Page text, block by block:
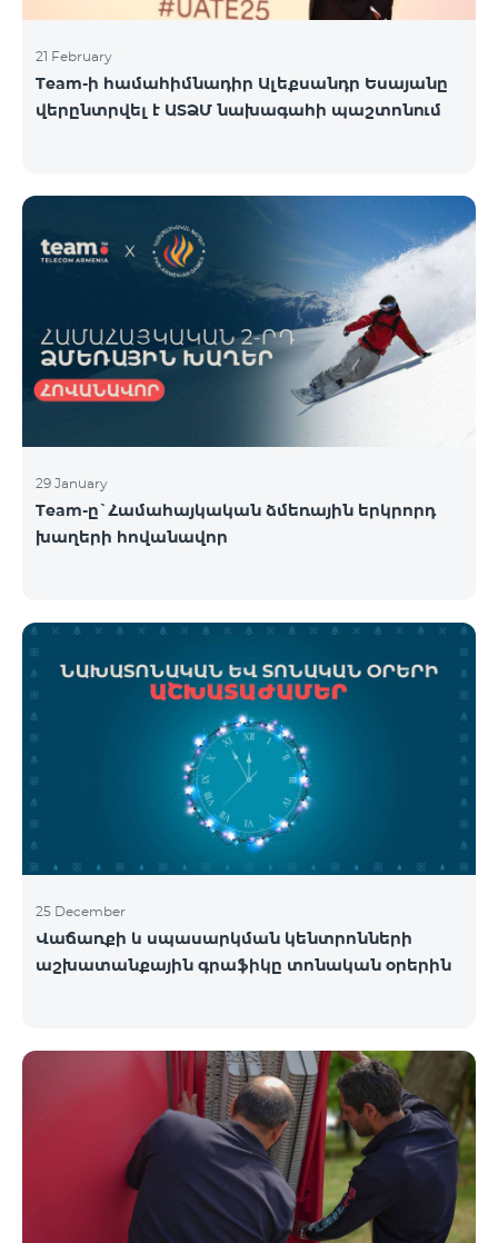
21 February
Team-ի համահիմնադիր Ալեքսանդր Եսայանը
վերընտրվել է ԱՏՁՄ նախագահի պաշտոնում
29 January
Team-ը`Համահայկական ձմեռային երկրորդ
խաղերի հովանավոր
25 December
Վաճառքի և սպասարկման կենտրոնների
աշխատանքային գրաֆիկը տոնական օրերին